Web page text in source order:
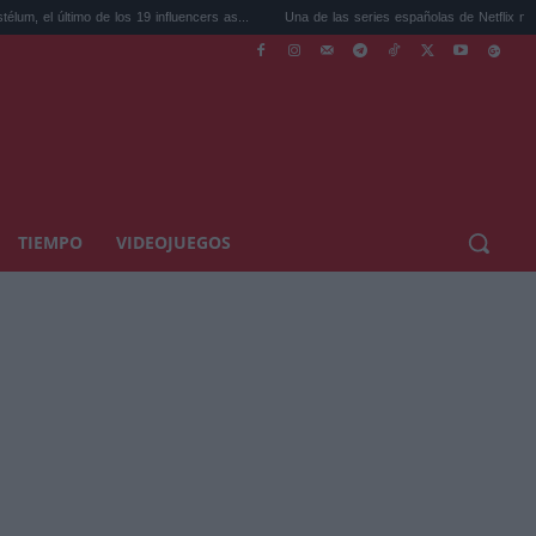
los 19 influencers as... Una de las series españolas de Netflix más querida...
TIEMPO VIDEOJUEGOS